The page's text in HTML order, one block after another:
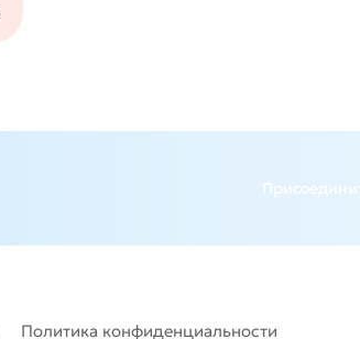
нравится
Политика конфиденциальности